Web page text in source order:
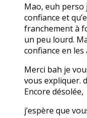
Mao, euh perso
confiance et
franchement à
un peu lourd.
confiance en
Merci bah je
vous expliquer.
Encore désolée,
j’espère que